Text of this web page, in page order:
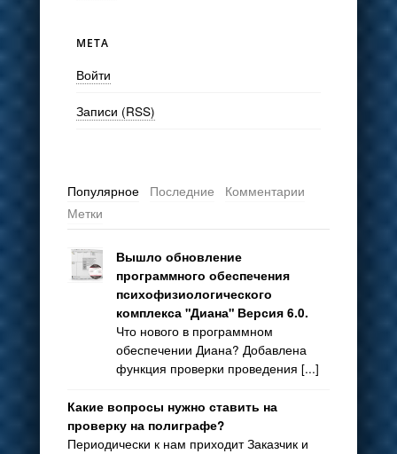
МЕТА
Войти
Записи (RSS)
Популярное Последние
Комментарии
Метки
Вышло обновление
программного обеспечения
психофизиологического
комплекса "Диана" Версия 6.0.
Что нового в программном
обеспечении Диана? Добавлена
функция проверки проведения [...]
Какие вопросы нужно ставить на
проверку на полиграфе?
Периодически к нам приходит Заказчик и